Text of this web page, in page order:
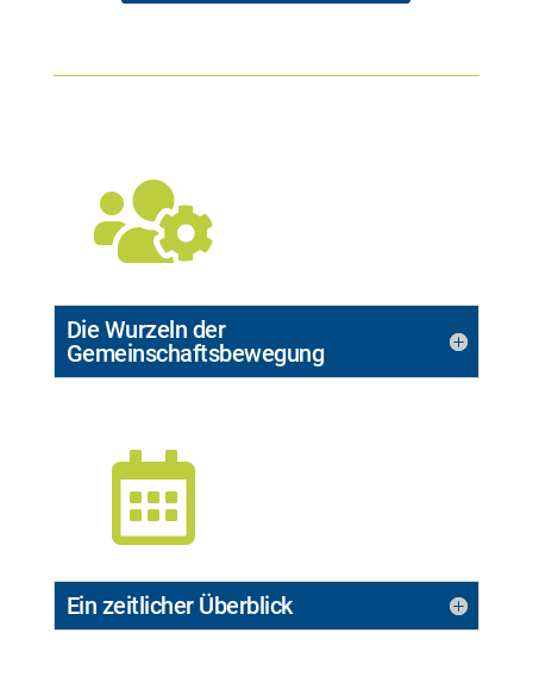

Die Wurzeln der
Gemeinschaftsbewegung

Ein zeitlicher Überblick